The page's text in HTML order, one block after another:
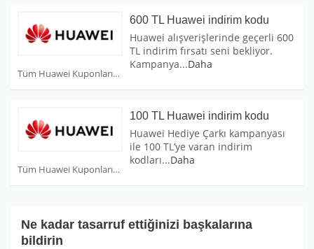
Tüm Huawei Kuponları
600 TL Huawei indirim kodu
Huawei alışverişlerinde geçerli 600
TL indirim fırsatı seni bekliyor.
Kampanya...Daha
Tüm Huawei Kuponları
100 TL Huawei indirim kodu
Huawei Hediye Çarkı kampanyası
ile 100 TL’ye varan indirim
kodları...Daha
Ne kadar tasarruf ettiğinizi başkalarına
bildirin